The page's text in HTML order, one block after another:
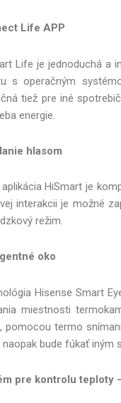
Life APP
Life je jednoduchá a
s operačným
tiež pre iné
energie.
hlasom
HiSmart je
interakcii je možné
režim.
oko
Hisense Smart
miestnosti
pomocou termo
naopak bude fúkať iným
pre kontrolu teploty